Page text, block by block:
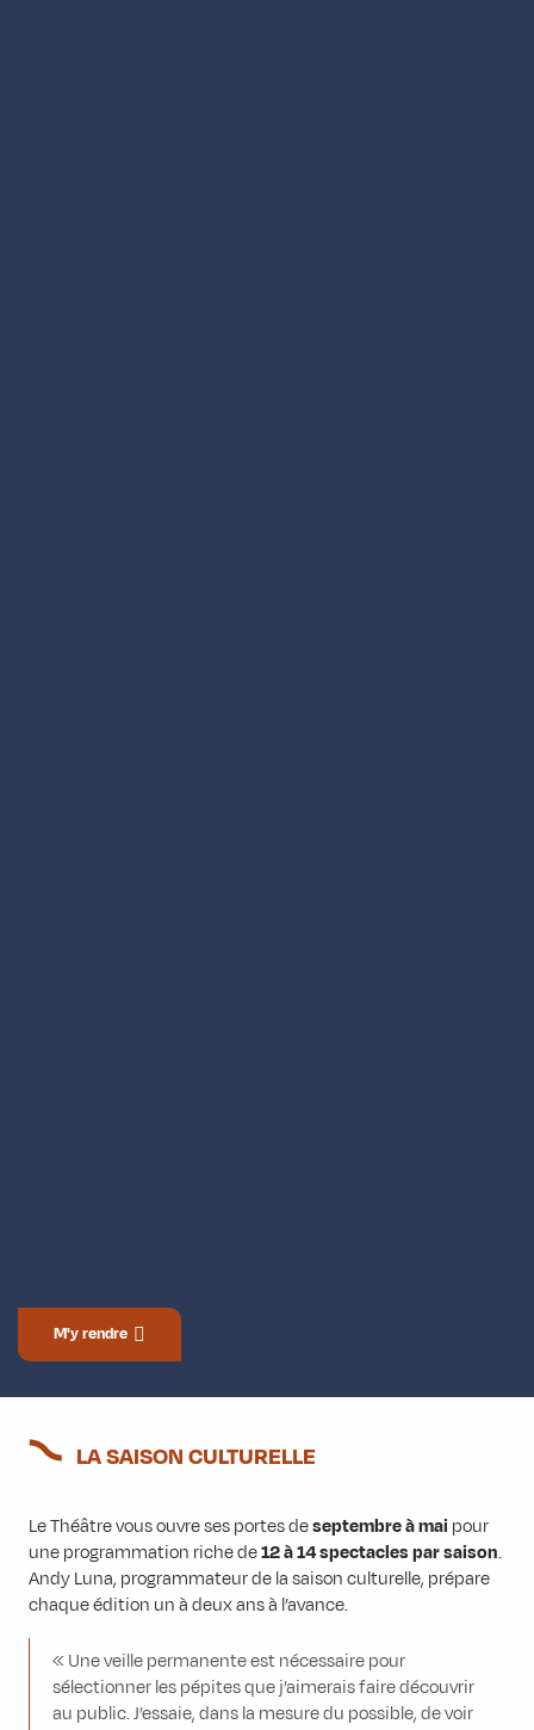
M'y rendre
LA SAISON CULTURELLE
Le Théâtre vous ouvre ses portes deseptembre à mai pour
une programmation riche de12 à 14 spectacles par saison.
Andy Luna, programmateur de la saison culturelle, prépare
chaque édition un à deux ans à l’avance.
« Une veille permanente est nécessaire pour
sélectionner les pépites que j’aimerais faire découvrir
au public. J’essaie, dans la mesure du possible, de voir